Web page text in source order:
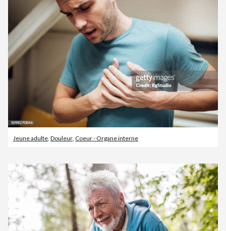
Jeune adulte, Douleur, Coeur - Organe interne